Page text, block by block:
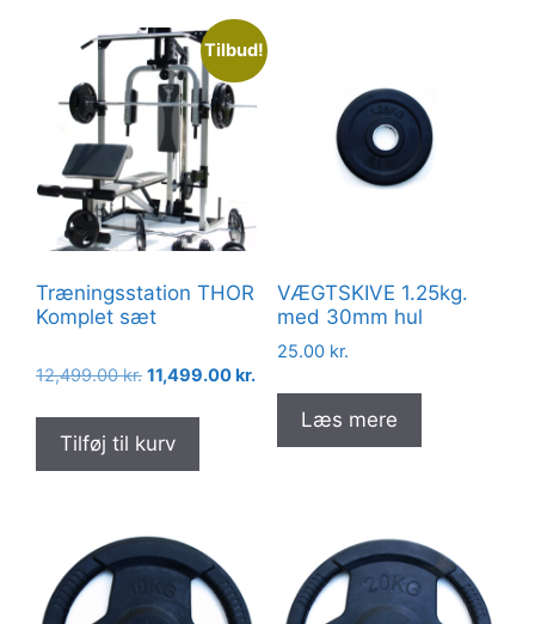
Tilbud!
Træningsstation THOR
Komplet sæt
12,499.00kr. Den
pris
var:
12,499.00 kr..
11,499.00kr.Den
aktuelle
Tilføj til kurv
VÆGTSKIVE 1.25kg.
med 30mm hul
25.00 kr.
Læs mere